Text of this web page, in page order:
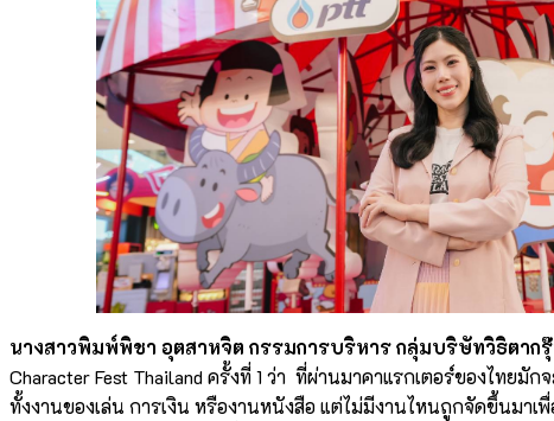
นางสาวพิมพ์พิชา อุตสาหจิต กรรมการบริหาร กลุ่มบริษัทวิธิตาก
Character Fest Thailand ครั้งที่ 1 ว่า ที่ผ่านมาคาแรกเตอร์ของไทยมั
ทั้งงานของเล่น การเงิน หรืองานหนังสือ แต่ไม่มีงานไหนถูกจัดขึ้นมาเ